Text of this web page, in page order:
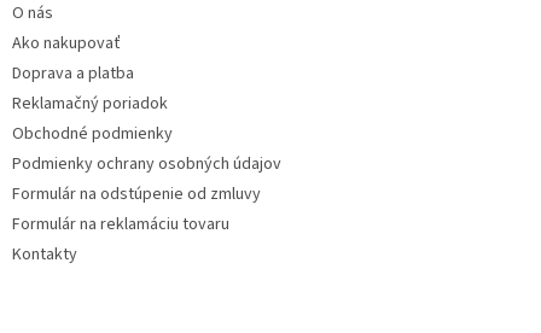
O nás
Ako nakupovať
Doprava a platba
Reklamačný poriadok
Obchodné podmienky
Podmienky ochrany osobných údajov
Formulár na odstúpenie od zmluvy
Formulár na reklamáciu tovaru
Kontakty